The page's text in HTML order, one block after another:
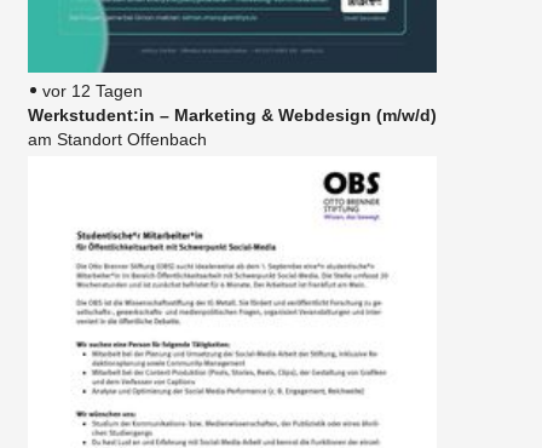
vor 12 Tagen
Werkstudent:in – Marketing & Webdesign (m/w/d)
am Standort Offenbach